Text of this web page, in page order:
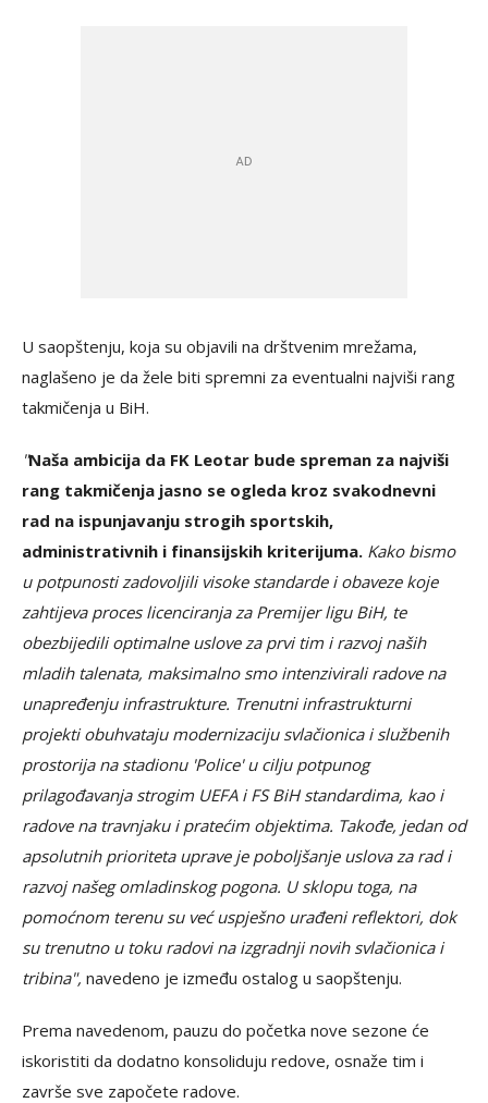
U saopštenju, koja su objavili na drštvenim mrežama,
naglašeno je da žele biti spremni za eventualni najviši rang
takmičenja u BiH.
"Naša ambicija da FK Leotar bude spreman za najviši
rang takmičenja jasno se ogleda kroz svakodnevni
rad na ispunjavanju strogih sportskih,
administrativnih i finansijskih kriterijuma. Kako bismo
u potpunosti zadovoljili visoke standarde i obaveze koje
zahtijeva proces licenciranja za Premijer ligu BiH, te
obezbijedili optimalne uslove za prvi tim i razvoj naših
mladih talenata, maksimalno smo intenzivirali radove na
unapređenju infrastrukture. Trenutni infrastrukturni
projekti obuhvataju modernizaciju svlačionica i službenih
prostorija na stadionu 'Police' u cilju potpunog
prilagođavanja strogim UEFA i FS BiH standardima, kao i
radove na travnjaku i pratećim objektima. Takođe, jedan od
apsolutnih prioriteta uprave je poboljšanje uslova za rad i
razvoj našeg omladinskog pogona. U sklopu toga, na
pomoćnom terenu su već uspješno urađeni reflektori, dok
su trenutno u toku radovi na izgradnji novih svlačionica i
tribina", navedeno je između ostalog u saopštenju.
Prema navedenom, pauzu do početka nove sezone će
iskoristiti da dodatno konsoliduju redove, osnaže tim i
završe sve započete radove.